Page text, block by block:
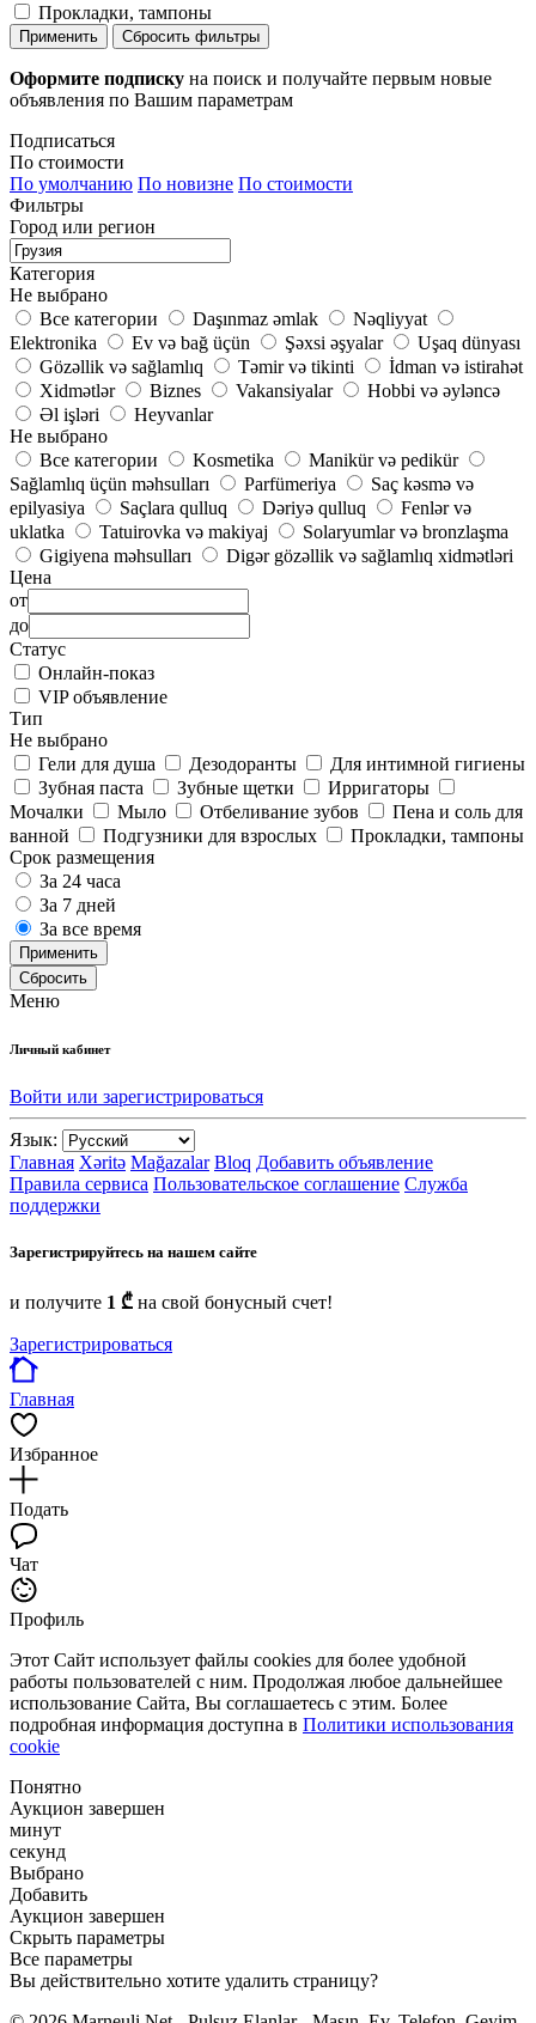
Прокладки, тампоны
Применить Сбросить фильтры
Оформите подписку на поиск и получайте первым новые
объявления по Вашим параметрам
Подписаться
По стоимости
По умолчанию По новизне По стоимости
Фильтры
Город или регион
Категория
Не выбрано
Все категории
Daşınmaz əmlak
Nəqliyyat
Elektronika
Ev və bağ üçün Şəxsi əşyalar
Uşaq dünyası
Gözəllik və sağlamlıq
Təmir və tikinti
İdman və istirahət
Xidmətlər
Biznes Vakansiyalar
Hobbi və əyləncə
Əl işləri
Heyvanlar
Не выбрано
Все категории
Kosmetika
Manikür və pedikür
Sağlamlıq üçün məhsulları
Parfümeriya
Saç kəsmə və
epilyasiya
Saçlara qulluq Dəriyə qulluq
Fenlər və
uklatka
Tatuirovka və makiyaj
Solaryumlar və bronzlaşma
Gigiyena məhsulları
Digər gözəllik və sağlamlıq xidmətləri
Цена
от
до
Статус
Онлайн-показ
VIP объявление
Тип
Не выбрано
Гели для душа
Дезодоранты
Для интимной гигиены
Зубная паста
Зубные щетки
Ирригаторы
Мочалки
Мыло Отбеливание зубов
Пена и соль для
ванной
Подгузники для взрослых
Прокладки, тампоны
Срок размещения
За 24 часа
За 7 дней
За все время
Применить
Сбросить
Меню
Личный кабинет
Войти или зарегистрироваться
Язык:
Главная Xəritə Mağazalar Bloq Добавить объявление
Правила сервиса Пользовательское соглашение Служба
поддержки
Зарегистрируйтесь на нашем сайте
и получите 1 ₾ на свой бонусный счет!
Зарегистрироваться
Главная
Избранное
Подать
Чат
Профиль
Этот Сайт использует файлы cookies для более удобной
работы пользователей с ним. Продолжая любое дальнейшее
использование Сайта, Вы соглашаетесь с этим. Более
подробная информация доступна в Политики использования
cookie
Понятно
Аукцион завершен
минут
секунд
Выбрано
Добавить
Аукцион завершен
Скрыть параметры
Все параметры
Вы действительно хотите удалить страницу?